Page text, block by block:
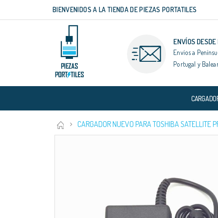
contenido
BIENVENIDOS A LA TIENDA DE PIEZAS PORTATILES
ENVÍOS
Envíos a
Portugal y
CARGADOR NUEVO PARA TOSHIBA